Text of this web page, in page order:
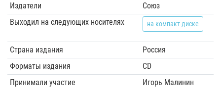
Издатели
Союз
Выходил на следующих носителях
на компакт-диске
Страна издания
Россия
Форматы издания
CD
Принимали участие
Игорь Малинин